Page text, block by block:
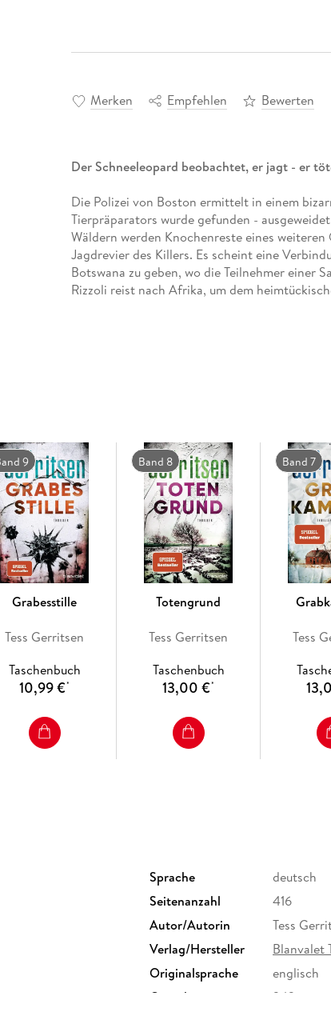
Merken Empfehlen Bewerten
Der Schneeleopard beobachtet, er jagt - er
Die Polizei von Boston ermittelt in einem
Tierpräparators wurde gefunden -
Wäldern werden Knochenreste eines
Jagdrevier des Killers. Es scheint eine
Botswana zu geben, wo die Teilnehmer einer
Rizzoli reist nach Afrika, um dem
9
Grabesstille
Tess Gerritsen
Taschenbuch
10,99 €*
Band 8
Totengrund
Tess Gerritsen
Taschenbuch
13,00 €*
Band 7
Tess
Sprache
deutsch
Seitenanzahl
416
Autor/Autorin
Tess
Verlag/Hersteller
Blanvalet
Originalsprache
englisch
Gewicht
342 g